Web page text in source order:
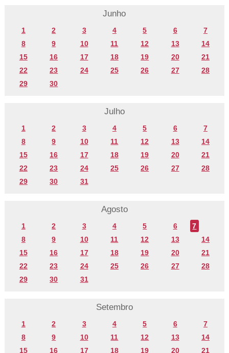
Junho
1 2 3 4 5 6
7
8
9 10 11 12 13
14
15
16 17 18 19 20
21
22
23 24 25 26 27
28
29
30
Julho
1 2 3 4 5 6
7
8
9 10 11 12 13
14
15
16 17 18 19 20
21
22
23 24 25 26 27
28
29
30 31
Agosto
1 2 3 4 5 6
7
8
9 10 11 12 13
14
15
16 17 18 19 20
21
22
23 24 25 26 27
28
29
30 31
Setembro
1 2 3 4 5 6
7
8
9 10 11 12 13
14
15
16 17 18 19 20 21